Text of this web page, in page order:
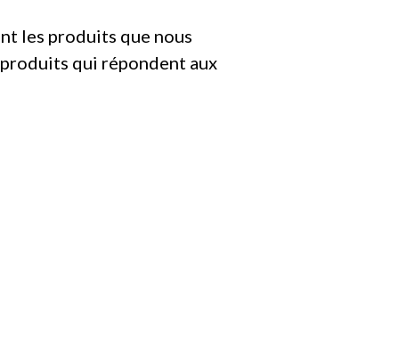
les produits que nous
qui répondent aux